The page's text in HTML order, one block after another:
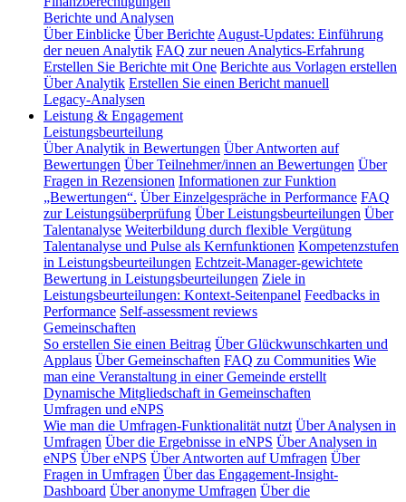
Berichte und Analysen
Über Einblicke Über Berichte August-Updates: Einführung
der neuen Analytik FAQ zur neuen Analytics-Erfahrung
Erstellen Sie Berichte mit One Berichte aus Vorlagen erstellen
Über Analytik Erstellen Sie einen Bericht manuell
Legacy-Analysen
Leistung & Engagement
Leistungsbeurteilung
Über Analytik in Bewertungen Über Antworten auf
Bewertungen Über Teilnehmer/innen an Bewertungen Über
Fragen in Rezensionen Informationen zur Funktion
„Bewertungen“. Über Einzelgespräche in Performance FAQ
zur Leistungsüberprüfung Über Leistungsbeurteilungen Über
Talentanalyse Weiterbildung durch flexible Vergütung
Talentanalyse und Pulse als Kernfunktionen Kompetenzstufen
in Leistungsbeurteilungen Echtzeit-Manager-gewichtete
Bewertung in Leistungsbeurteilungen Ziele in
Leistungsbeurteilungen: Kontext-Seitenpanel Feedbacks in
Performance Self-assessment reviews
Gemeinschaften
So erstellen Sie einen Beitrag Über Glückwunschkarten und
Applaus Über Gemeinschaften FAQ zu Communities Wie
man eine Veranstaltung in einer Gemeinde erstellt
Dynamische Mitgliedschaft in Gemeinschaften
Umfragen und eNPS
Wie man die Umfragen-Funktionalität nutzt Über Analysen in
Umfragen Über die Ergebnisse in eNPS Über Analysen in
eNPS Über eNPS Über Antworten auf Umfragen Über
Fragen in Umfragen Über das Engagement-Insight-
Dashboard Über anonyme Umfragen Über die